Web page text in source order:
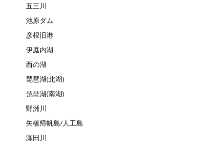
五三川
池原ダム
彦根旧港
伊庭内湖
西の湖
琵琶湖(北湖)
琵琶湖(南湖)
野洲川
矢橋帰帆島/人工島
瀬田川